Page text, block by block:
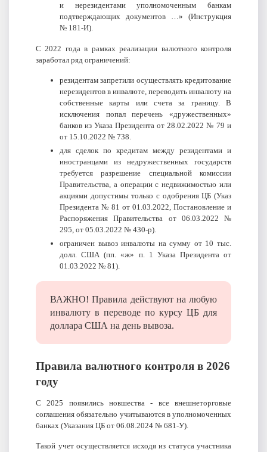
и нерезидентами уполномоченным банкам
подтверждающих документов …» (Инструкция
№ 181-И).
С 2022 года в рамках реализации валютного контроля
заработал ряд ограничений:
резидентам запретили осуществлять кредитование
нерезидентов в инвалюте, переводить инвалюту на
собственные карты или счета за границу. В
исключения попал перечень «дружественных»
банков из Указа Президента от 28.02.2022 № 79 и
от 15.10.2022 № 738.
для сделок по кредитам между резидентами и
иностранцами из недружественных государств
требуется разрешение специальной комиссии
Правительства, а операции с недвижимостью или
акциями допустимы только с одобрения ЦБ (Указ
Президента № 81 от 01.03.2022, Постановление и
Распоряжения Правительства от 06.03.2022 №
295, от 05.03.2022 № 430-р).
ограничен вывоз инвалюты на сумму от 10 тыс.
долл. США (пп. «ж» п. 1 Указа Президента от
01.03.2022 № 81).
ВАЖНО! Правила действуют на любую
инвалюту в переводе по курсу ЦБ для
доллара США на день вывоза.
Правила валютного контроля в 2026
году
С 2025 появились новшества - все внешнеторговые
соглашения обязательно учитываются в уполномоченных
банках (Указания ЦБ от 06.08.2024 № 681‑У).
Такой учет осуществляется исходя из статуса участника